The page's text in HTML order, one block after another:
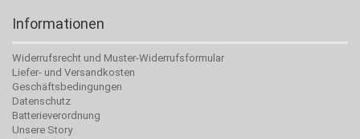
Informationen
Widerrufsrecht und Muster-Widerrufsformular
Liefer- und Versandkosten
Geschäftsbedingungen
Datenschutz
Batterieverordnung
Unsere Story